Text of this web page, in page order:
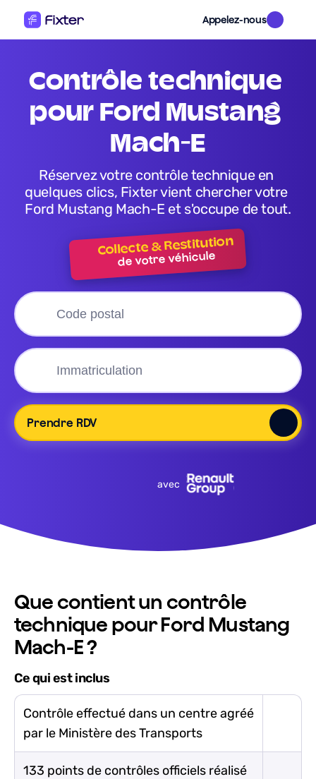
Appelez-nous
contrôle technique
pour Ford Mustang
Mach-E
Réservez votre contrôle technique en
quelques clics, Fixter vient chercher votre
Ford Mustang Mach-E et s'occupe de tout.
Collecte & Restitution
de votre véhicule
Prendre RDV
avec
Que contient un contrôle
technique pour Ford Mustang
Mach-E ?
Ce qui est inclus
Contrôle effectué dans un centre agréé
par le Ministère des Transports
133 points de contrôles officiels réalisé